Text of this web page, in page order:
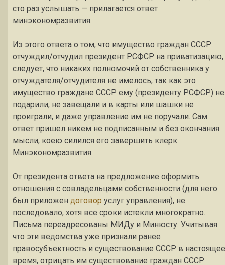
сто раз услышать — прилагается ответ
минэкономразвития.
Из этого ответа о том, что имущество граждан СССР
отчуждил/отчудил президент РСФСР на приватизацию,
следует, что никаких полномочий от собственника у
отчуждателя/отчудителя не имелось, так как это
имущество граждане СССР ему (президенту РСФСР) не
подарили, не завещали и в карты или шашки не
проиграли, и даже управление им не поручали. Сам
ответ пришел никем не подписанным и без окончания
мысли, коею силился его завершить клерк
Минэкономразвития.
От президента ответа на предложение оформить
отношения с совладельцами собственности (для него
был приложен договор услуг управления), не
последовало, хотя все сроки истекли многократно.
Письма переадресованы МИДу и Минюсту. Учитывая
что эти ведомства уже признали ранее
правосубъектность и существование СССР в настоящее
время, отрицать им существование граждан СССР